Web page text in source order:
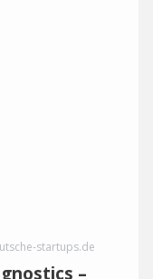
startups.de
–